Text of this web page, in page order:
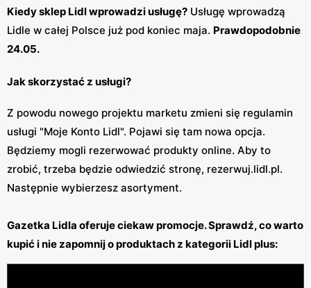
Kiedy sklep Lidl wprowadzi usługę? Usługę wprowadzą
Lidle w całej Polsce już pod koniec maja. Prawdopodobnie
24.05.
Jak skorzystać z usługi?
Z powodu nowego projektu marketu zmieni się regulamin
usługi "Moje Konto Lidl". Pojawi się tam nowa opcja.
Będziemy mogli rezerwować produkty online. Aby to
zrobić, trzeba będzie odwiedzić stronę, rezerwuj.lidl.pl.
Następnie wybierzesz asortyment.
Gazetka Lidla oferuje ciekaw promocje. Sprawdź, co warto
kupić i nie zapomnij o produktach z kategorii Lidl plus: